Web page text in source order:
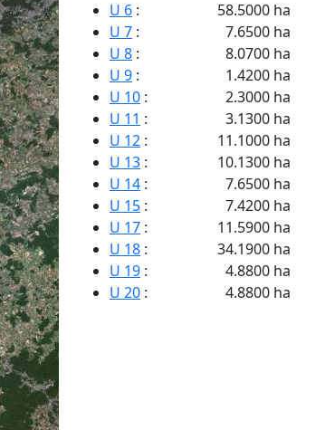
U 6 :
58.5000 ha
U 7 :
7.6500 ha
U 8 :
8.0700 ha
U 9 :
1.4200 ha
U 10 :
2.3000 ha
U 11 :
3.1300 ha
U 12 :
11.1000 ha
U 13 :
10.1300 ha
U 14 :
7.6500 ha
U 15 :
7.4200 ha
U 17 :
11.5900 ha
U 18 :
34.1900 ha
U 19 :
4.8800 ha
U 20 :
4.8800 ha